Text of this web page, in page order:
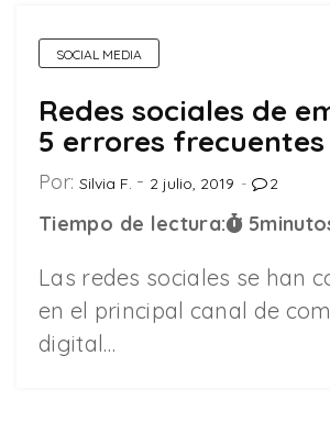
SOCIAL MEDIA
Redes sociales de
5 errores frecuentes
Por: Silvia F. 2 julio, 2019 2
Tiempo de lectura: 5
Las redes sociales se han
en el principal canal de
digital…